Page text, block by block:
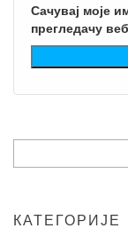
Сачувај моје
прегледачу
за:
КАТЕГОРИЈЕ